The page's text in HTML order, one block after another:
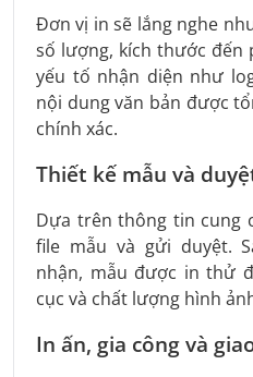
Đơn vị in sẽ lắng nghe
số lượng, kích thước đến
yếu tố nhận diện như
nội dung văn bản được
chính xác.
Thiết kế mẫu và
Dựa trên thông tin cung
file mẫu và gửi duyệt.
nhận, mẫu được in thử
cục và chất lượng hình
In ấn, gia công và